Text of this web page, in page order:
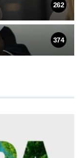
262
374